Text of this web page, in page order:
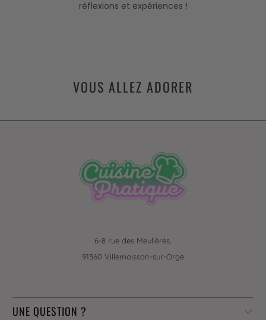
VOUS ALLEZ ADORER
6-8 rue des Meulières,
91360 Villemoisson-sur-Orge
UNE QUESTION ?